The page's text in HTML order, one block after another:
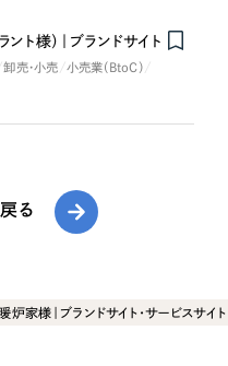
ト様）｜ブランドサイト
卸売・小売
小売業（BtoC）
る
炉家様｜ブランドサイト・サービスサイト